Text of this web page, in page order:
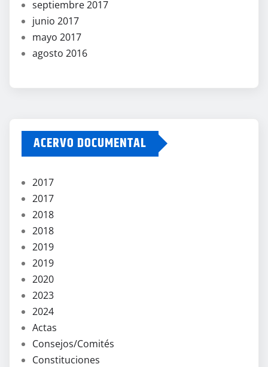
septiembre 2017
junio 2017
mayo 2017
agosto 2016
ACERVO DOCUMENTAL
2017
2017
2018
2018
2019
2019
2020
2023
2024
Actas
Consejos/Comités
Constituciones